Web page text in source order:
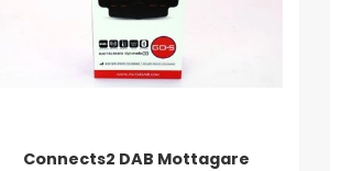
Connects2 DAB Mottagare